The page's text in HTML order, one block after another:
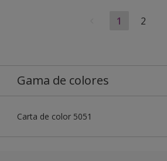
1 2
Gama de colores
Carta de color 5051